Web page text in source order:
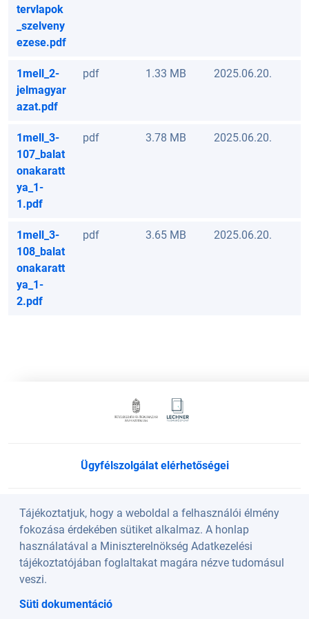
tervlapok
_szelveny
ezese.pdf
1mell_2-
jelmagyar
azat.pdf
pdf 1.33 MB 2025.06.20.
1mell_3-
107_balat
onakaratt
ya_1-
1.pdf
pdf 3.78 MB 2025.06.20.
1mell_3-
108_balat
onakaratt
ya_1-
2.pdf
pdf 3.65 MB 2025.06.20.
Tájékoztatjuk, hogy a weboldal a felhasználói élmény
fokozása érdekében sütiket alkalmaz. A honlap
használatával a Miniszterelnökség Adatkezelési
tájékoztatójában foglaltakat magára nézve tudomásul
veszi.
Süti dokumentáció
Ügyfélszolgálat elérhetőségei
Süti beállítások
Köszöntő
A weboldalt a Lechner Nonprofit Kft. üzemelteti a